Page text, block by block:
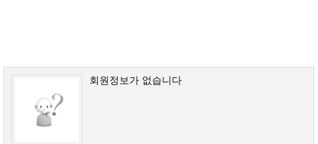
회원정보가 없습니다